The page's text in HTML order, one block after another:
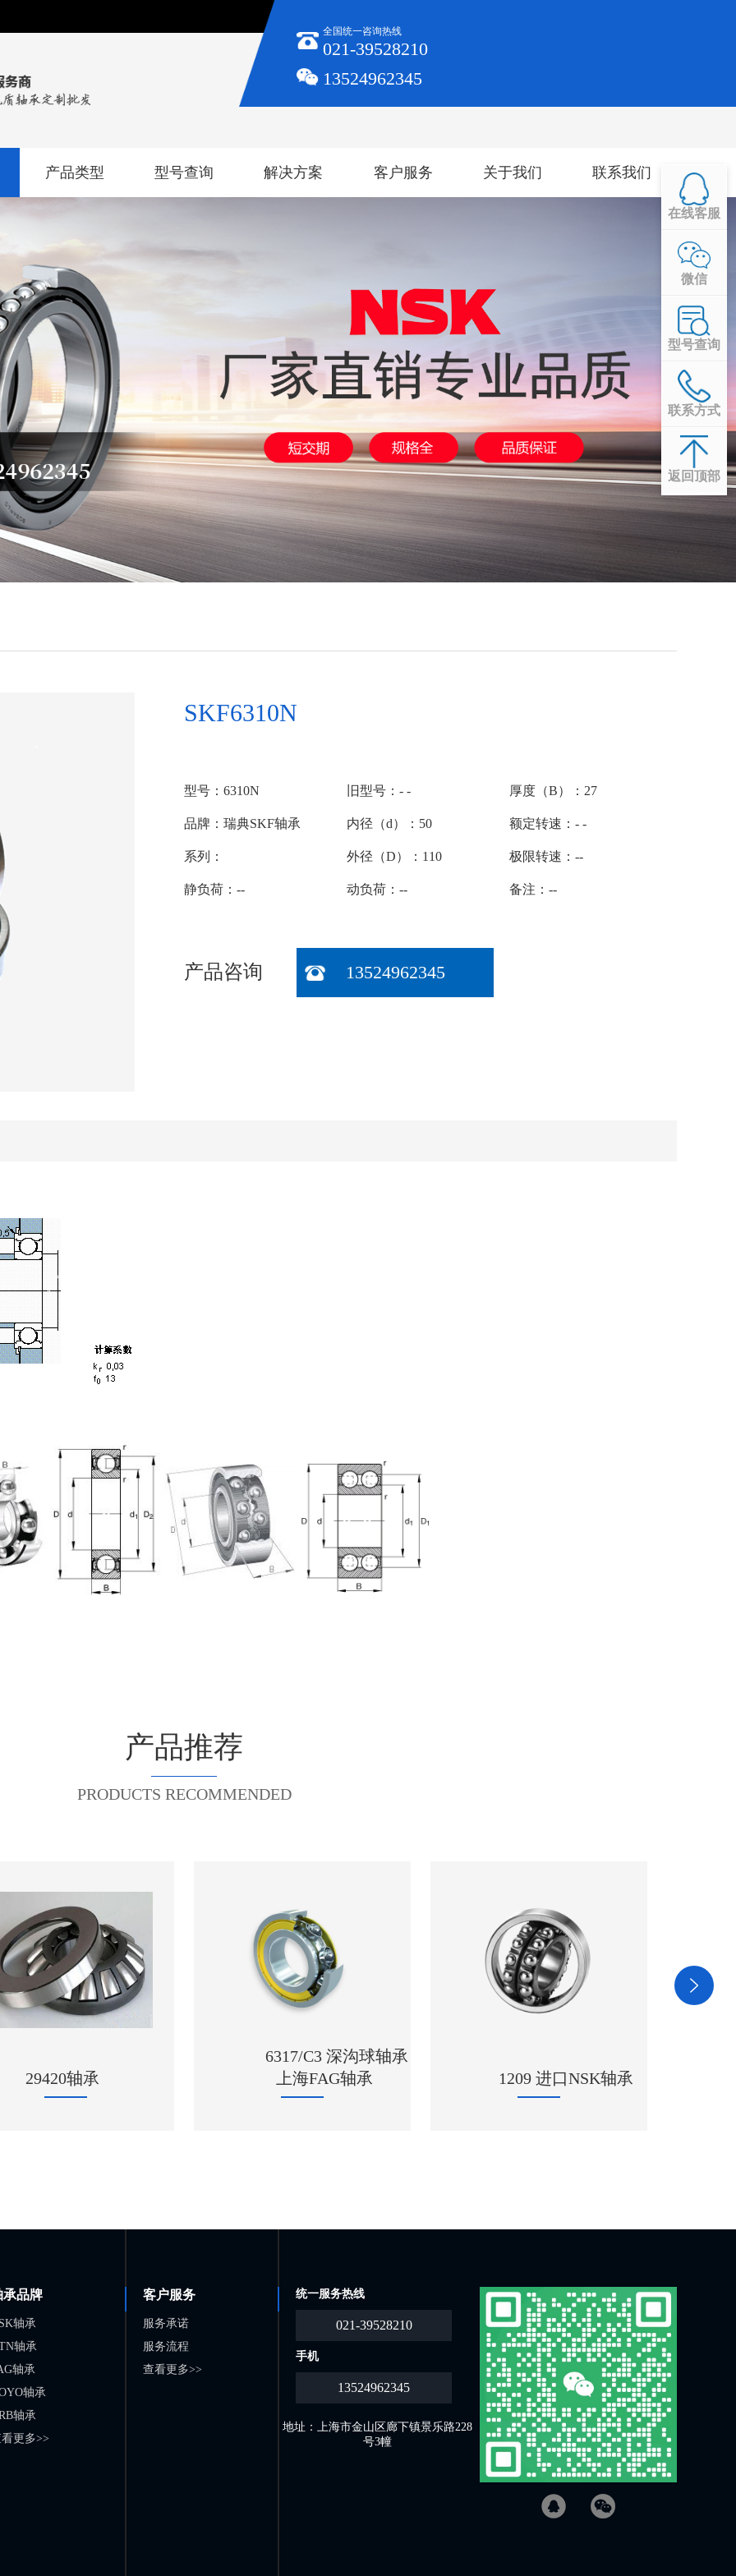
全国统一咨询热线
021-39528210
13524962345
产品类型 型号查询 解决方案 客户服务 关于我们 联系我们
SKF6310N
型号：6310N 旧型号：- - 厚度（B）：27
品牌：瑞典SKF轴承 内径（d）：50 额定转速：- -
系列： 外径（D）：110 极限转速：--
静负荷：-- 动负荷：-- 备注：--
产品咨询 13524962345
产品推荐
PRODUCTS RECOMMENDED
上海FAG轴承
1209 进口NSK轴承
承
承品牌
轴承
轴承
轴承
轴承
轴承
更多>>
客户服务
服务承诺
服务流程
查看更多>>
统一服务热线
021-39528210
手机
13524962345
地址：上海市金山区廊下镇景乐路228
号3幢
在线客服
微信
型号查询
联系方式
返回顶部